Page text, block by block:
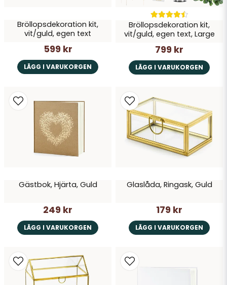
Bröllopsdekoration kit,
vit/guld, egen text
599 kr
LÄGG I VARUKORGEN
Bröllopsdekoration kit,
vit/guld, egen text, Large
799 kr
LÄGG I VARUKORGEN
Gästbok, Hjärta, Guld
249 kr
LÄGG I VARUKORGEN
Glaslåda, Ringask, Guld
179 kr
LÄGG I VARUKORGEN